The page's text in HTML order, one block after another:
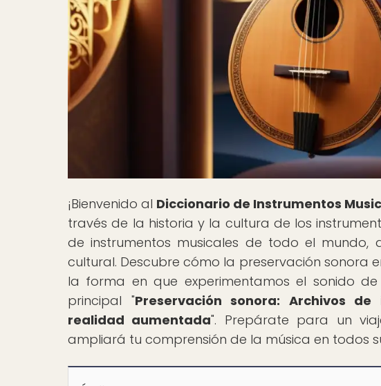
¡Bienvenido al Diccionario de Instrumentos
través de la historia y la cultura de los
de instrumentos musicales de todo el mundo,
cultural. Descubre cómo la preservación
la forma en que experimentamos el sonido
principal "Preservación sonora: Archivos
realidad aumentada". Prepárate para un
ampliará tu comprensión de la música en todos